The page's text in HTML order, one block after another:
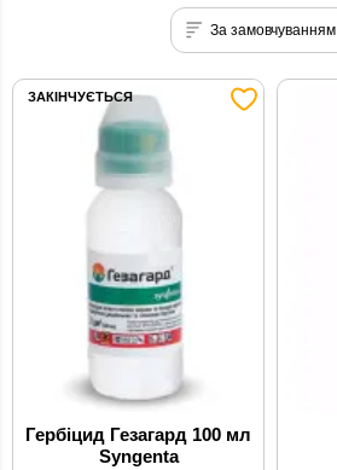
За замовчуванням
ЗАКІНЧУЄТЬСЯ
Гербіцид Гезагард 100 мл
Syngenta